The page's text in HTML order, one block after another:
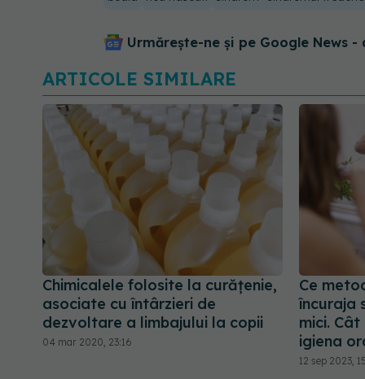
Urmărește-ne și pe Google News -
ARTICOLE SIMILARE
Chimicalele folosite la curățenie,
asociate cu întârzieri de
dezvoltare a limbajului la copii
04 mar 2020, 23:16
Ce
încuraja
mici.
igiena
12 sep 2023,